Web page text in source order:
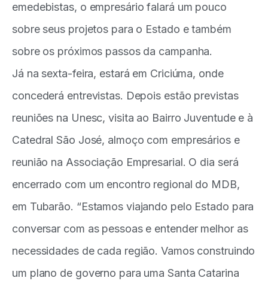
emedebistas, o empresário falará um pouco
sobre seus projetos para o Estado e também
sobre os próximos passos da campanha.
Já na sexta-feira, estará em Criciúma, onde
concederá entrevistas. Depois estão previstas
reuniões na Unesc, visita ao Bairro Juventude e à
Catedral São José, almoço com empresários e
reunião na Associação Empresarial. O dia será
encerrado com um encontro regional do MDB,
em Tubarão. “Estamos viajando pelo Estado para
conversar com as pessoas e entender melhor as
necessidades de cada região. Vamos construindo
um plano de governo para uma Santa Catarina